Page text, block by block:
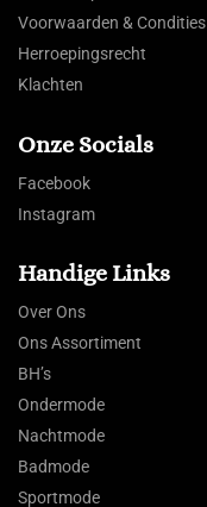
Voorwaarden & Condities
Herroepingsrecht
Klachten
Onze Socials
Facebook
Instagram
Handige Links
Over Ons
Ons Assortiment
BH’s
Ondermode
Nachtmode
Badmode
Sportmode